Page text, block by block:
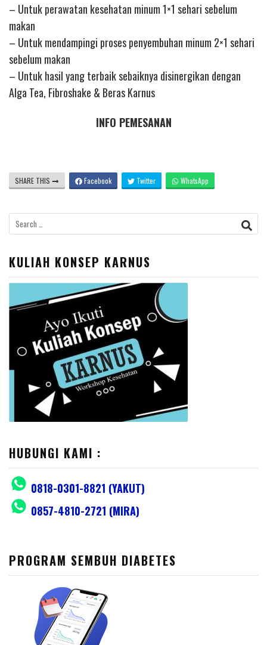
– Untuk perawatan kesehatan minum 1×1 sehari sebelum
makan
– Untuk mendampingi proses penyembuhan minum 2×1 sehari
sebelum makan
– Untuk hasil yang terbaik sebaiknya disinergikan dengan
Alga Tea, Fibroshake & Beras Karnus
INFO PEMESANAN
SHARE THIS Facebook Twitter WhatsApp
Search
for:
KULIAH KONSEP KARNUS
HUBUNGI KAMI :
0818-0301-8821 (YAKUT)
0857-4810-2721 (MIRA)
PROGRAM SEMBUH DIABETES